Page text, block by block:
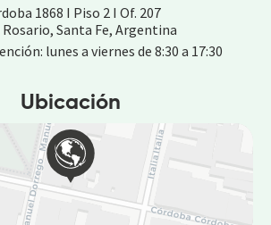
1868 I Piso 2 I Of. 207
Rosario, Santa Fe, Argentina
lunes a viernes de 8:30 a 17:30
Ubicación